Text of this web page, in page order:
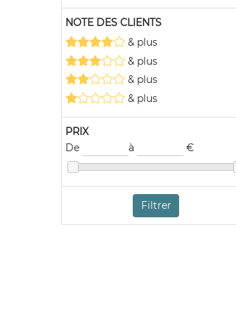
NOTE DES CLIENTS
& plus
& plus
& plus
& plus
PRIX
De
à €
Filtrer